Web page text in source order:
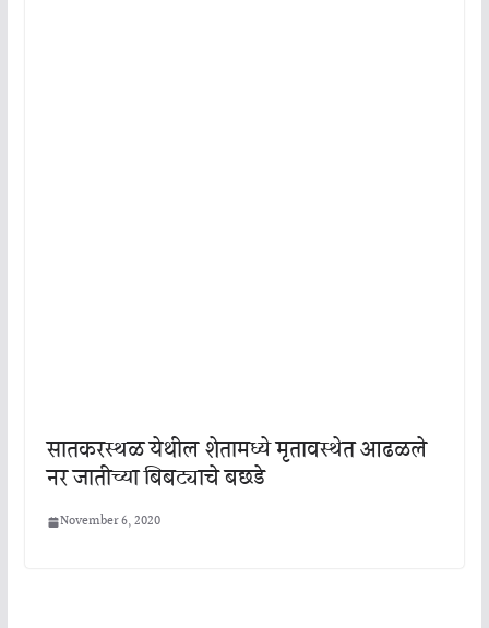
सातकरस्थळ येथील शेतामध्ये मृतावस्थेत आढळले
नर जातीच्या बिबट्याचे बछडे
November 6, 2020